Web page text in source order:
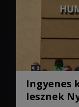
Ingyenes
lesznek